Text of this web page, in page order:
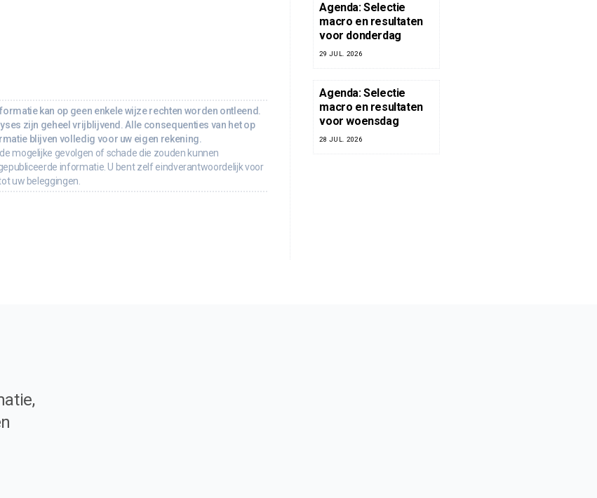
kan op geen enkele wijze rechten worden ontleend.
zijn geheel vrijblijvend. Alle consequenties van het op
blijven volledig voor uw eigen rekening.
mogelijke gevolgen of schade die zouden kunnen
informatie. U bent zelf eindverantwoordelijk voor
uw beleggingen.
Agenda: Selectie
macro en resultaten
voor donderdag
29 JUL. 2026
Agenda: Selectie
macro en resultaten
voor woensdag
28 JUL. 2026